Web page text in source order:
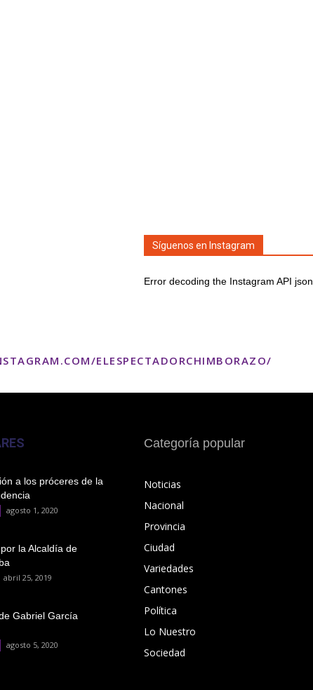
Síguenos en Instagram
Error decoding the Instagram API json
ELESPECTADORCHIMBORAZO/
a los próceres de la
agosto 1, 2020
la Alcaldía de
abril 25, 2019
Gabriel García
agosto 5, 2020
Categoría popular
Noticias
Nacional
Provincia
Ciudad
Variedades
Cantones
Política
Lo Nuestro
Sociedad